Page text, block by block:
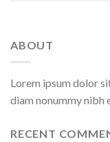
ABOUT
Lorem ipsum dolor
diam nonummy nibh
RECENT